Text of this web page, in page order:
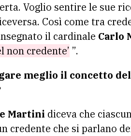
Voglio sentire le sue
Così come tra
il cardinale Carlo
non credente’ ”.
meglio il concetto
Martini diceva che
credente che si parlano